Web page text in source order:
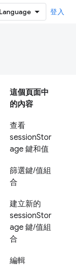
登入
這個頁面中
的內容
查看
sessionStor
age 鍵和值
篩選鍵/值組
合
建立新的
sessionStor
age 鍵/值組
合
編輯